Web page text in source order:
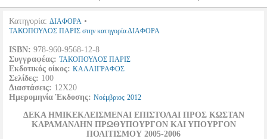
Κατηγορία: ΔΙΑΦΟΡΑ •
ΤΑΚΟΠΟΥΛΟΣ ΠΑΡΙΣ στην κατηγορία ΔΙΑΦΟΡΑ
ISBN: 978-960-9568-12-8
Συγγραφέας: ΤΑΚΟΠΟΥΛΟΣ ΠΑΡΙΣ
Εκδοτικός οίκος: ΚΑΛΛΙΓΡΑΦΟΣ
Σελίδες: 100
Διαστάσεις: 12Χ20
Ημερομηνία Έκδοσης: Νοέμβριος 2012
ΔΕΚΑ ΗΜΙΚΕΚΛΕΙΣΜΕΝΑΙ ΕΠΙΣΤΟΛΑΙ ΠΡΟΣ ΚΩΣΤΑΝ
ΚΑΡΑΜΑΝΛΗΝ ΠΡΩΘΥΠΟΥΡΓΟΝ ΚΑΙ ΥΠΟΥΡΓΟΝ
ΠΟΛΙΤΙΣΜΟΥ 2005-2006